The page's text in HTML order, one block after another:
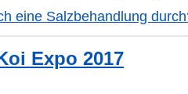
eine Salzbehandlung
Expo 2017